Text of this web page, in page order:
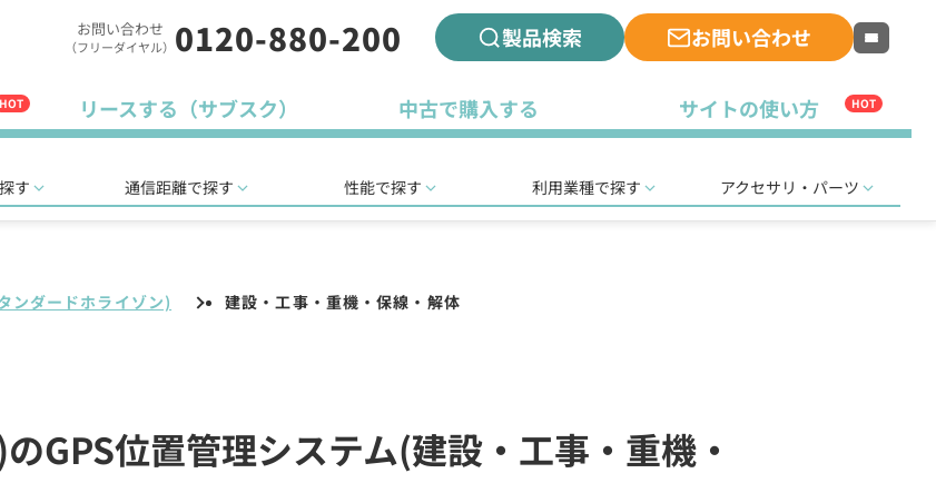
お問い合わせ
（フリーダイヤル） 0120-880-200 製品検索 お問い合わせ
HOT リースする（サブスク） 中古で購入する サイトの使い方 HOT
す 通信距離で探す 性能で探す 利用業種で探す アクセサリ・パーツ
ンダードホライゾン) 建設・工事・重機・保線・解体
GPS位置管理システム(建設・工事・重機・